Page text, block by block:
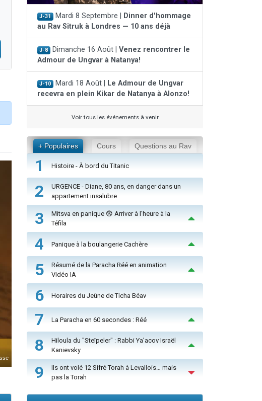
J-31 Mardi 8 Septembre |
Dinner d'hommage
au Rav Sitruk à Londres — 10 ans déjà
J-8 Dimanche 16 Août | Venez rencontrer le
Admour de Ungvar à Natanya!
J-10 Mardi 18 Août |
Le Admour de Ungvar
recevra en plein Kikar de Natanya à Alonzo!
Voir tous les événements à venir
+ Populaires Cours Questions au Rav
1 Histoire - À bord du Titanic
2
URGENCE - Diane, 80 ans, en danger dans un
appartement insalubre
3
Mitsva en panique 😨 Arriver à l'heure à la
Téfila
4 Panique à la boulangerie Cachère
5
Résumé de la Paracha Réé en animation
Vidéo IA
6 Horaires du Jeûne de Ticha Béav
7 La Paracha en 60 secondes : Réé
8
Hiloula du "Steïpeler" : Rabbi Ya’acov Israël
Kanievsky
9
Ils ont volé 12 Sifré Torah à Levallois… mais
pas la Torah